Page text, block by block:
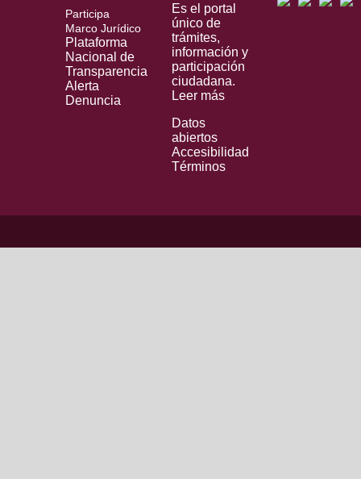
Participa
Marco Jurídico
Plataforma
Nacional de
Transparencia
Alerta
Denuncia
Es el portal
único de
trámites,
información y
participación
ciudadana.
Leer más
Datos
abiertos
Accesibilidad
Términos